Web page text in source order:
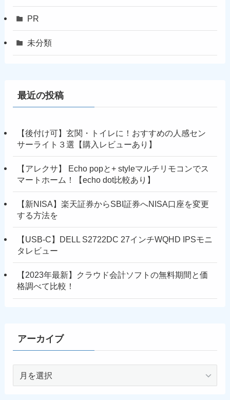
PR
未分類
最近の投稿
【後付け可】玄関・トイレに！おすすめの人感セン
サーライト３選【購入レビューあり】
【アレクサ】 Echo popと+ styleマルチリモコンでス
マートホーム！【echo dot比較あり】
【新NISA】楽天証券からSBI証券へNISA口座を変更
する方法を
【USB-C】DELL S2722DC 27インチWQHD IPSモニ
タレビュー
【2023年最新】クラウド会計ソフトの無料期間と価
格調べて比較！
アーカイブ